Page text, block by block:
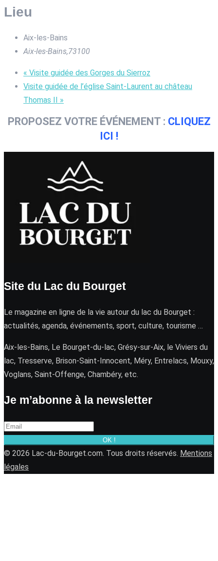
Lieu
Aix-les-Bains
Aix-les-Bains,73100
« Visite guidée des Gorges du Sierroz
Visite guidée de l’église Saint-Laurent au château
Thomas II »
PROPOSEZ VOTRE ÉVÉNEMENT : CLIQUEZ
ICI !
Site du Lac du Bourget
Le magazine en ligne de la vie autour du lac du Bourget :
actualités, agenda, événements, sport, culture, tourisme …
Aix-les-Bains, Le Bourget-du-lac, Grésy-sur-Aix, le Viviers du
lac, Tresserve, Brison-Saint-Innocent, Méry, Entrelacs, Mouxy,
Voglans, Saint-Offenge, Chambéry, etc.
Je m’abonne à la newsletter
OK !
© 2026 Lac-du-Bourget.com. Tous droits réservés. Mentions
légales